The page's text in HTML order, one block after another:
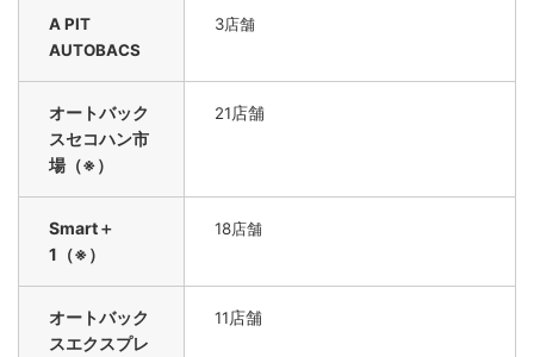
A PIT
AUTOBACS
3店舗
オートバック
スセコハン市
場（※）
21店舗
Smart＋
1（※）
18店舗
オートバック
スエクスプレ
11店舗